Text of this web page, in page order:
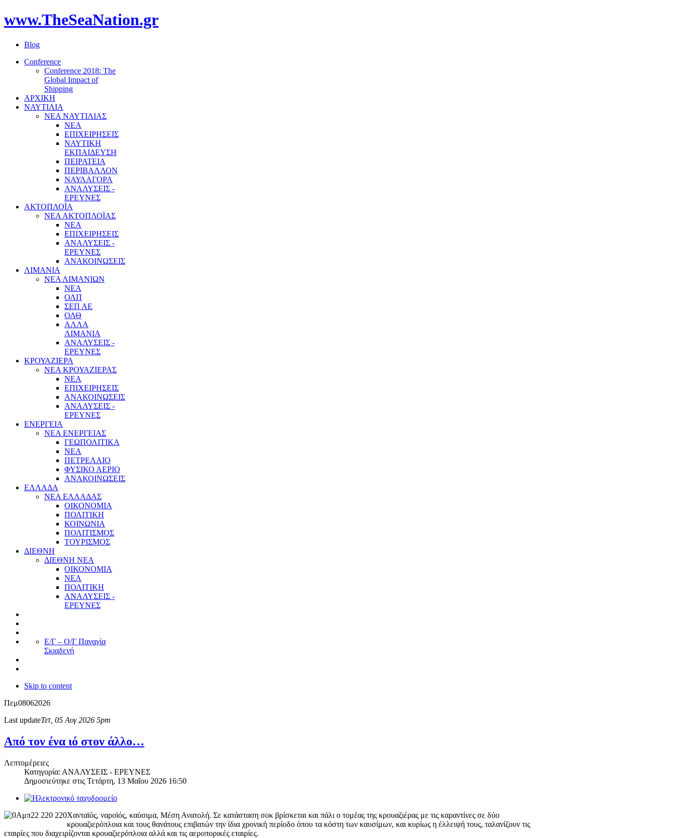
www.TheSeaNation.gr
Blog
Conference
Conference 2018: The
Global Impact of
Shipping
ΑΡΧΙΚΗ
ΝΑΥΤΙΛΙΑ
ΝΕΑ ΝΑΥΤΙΛΙΑΣ
ΝΕΑ
ΕΠΙΧΕΙΡΗΣΕΙΣ
ΝΑΥΤΙΚΗ
ΕΚΠΑΙΔΕΥΣΗ
ΠΕΙΡΑΤΕΙΑ
ΠΕΡΙΒΑΛΛΟΝ
ΝΑΥΛΑΓΟΡΑ
ΑΝΑΛΥΣΕΙΣ -
ΕΡΕΥΝΕΣ
ΑΚΤΟΠΛΟΪΑ
ΝΕΑ ΑΚΤΟΠΛΟΪΑΣ
ΝΕΑ
ΕΠΙΧΕΙΡΗΣΕΙΣ
ΑΝΑΛΥΣΕΙΣ -
ΕΡΕΥΝΕΣ
ΑΝΑΚΟΙΝΩΣΕΙΣ
ΛΙΜΑΝΙΑ
ΝΕΑ ΛΙΜΑΝΙΩΝ
ΝΕΑ
ΟΛΠ
ΣΕΠ ΑΕ
ΟΛΘ
ΑΛΛΑ
ΛΙΜΑΝΙΑ
ΑΝΑΛΥΣΕΙΣ -
ΕΡΕΥΝΕΣ
ΚΡΟΥΑΖΙΕΡΑ
ΝΕΑ ΚΡΟΥΑΖΙΕΡΑΣ
NEA
ΕΠΙΧΕΙΡΗΣΕΙΣ
ΑΝΑΚΟΙΝΩΣΕΙΣ
ΑΝΑΛΥΣΕΙΣ -
ΕΡΕΥΝΕΣ
ΕΝΕΡΓΕΙΑ
ΝΕΑ ΕΝΕΡΓΕΙΑΣ
ΓΕΩΠΟΛΙΤΙΚΑ
ΝΕΑ
ΠΕΤΡΕΛΑΙΟ
ΦΥΣΙΚΟ ΑΕΡΙΟ
ΑΝΑΚΟΙΝΩΣΕΙΣ
ΕΛΛΑΔΑ
ΝΕΑ ΕΛΛΑΔΑΣ
ΟΙΚΟΝΟΜΙΑ
ΠΟΛΙΤΙΚΗ
ΚΟΙΝΩΝΙΑ
ΠΟΛΙΤΙΣΜΟΣ
ΤΟΥΡΙΣΜΟΣ
ΔΙΕΘΝΗ
ΔΙΕΘΝΗ ΝΕΑ
ΟΙΚΟΝΟΜΙΑ
ΝΕΑ
ΠΟΛΙΤΙΚΗ
ΑΝΑΛΥΣΕΙΣ -
ΕΡΕΥΝΕΣ
Ε/Γ – Ο/Γ Παναγία
Σκιαδενή
Skip to content
Πεμ08062026
Last updateΤετ, 05 Αυγ 2026 5pm
Από τον ένα ιό στον άλλο…
Λεπτομέρειες
Κατηγορία: ΑΝΑΛΥΣΕΙΣ - ΕΡΕΥΝΕΣ
Δημοσιεύτηκε στις Τετάρτη, 13 Μαΐου 2026 16:50
Χανταϊός, ναροϊός, καύσιμα, Μέση Ανατολή. Σε κατάσταση σοκ βρίσκεται και πάλι ο τομέας της κρουαζιέρας με τις καραντίνες σε δύο
κρουαζιερόπλοια και τους θανάτους επιβατών την ίδια χρονική περίοδο όπου τα κόστη των καυσίμων, και κυρίως η έλλειψή τους, ταλανίζουν τις
εταιρίες που διαχειρίζονται κρουαζιερόπλοια αλλά και τις αεροπορικές εταιρίες.